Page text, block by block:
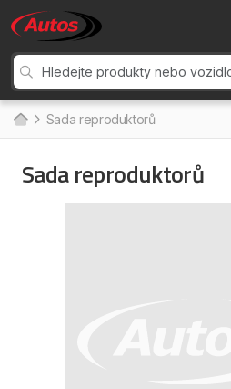
Sada reproduktorů
Sada reproduktorů